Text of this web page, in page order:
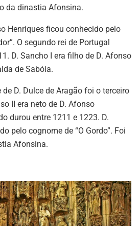
da dinastia Afonsina.
Henriques ficou conhecido pelo
O segundo rei de Portugal
D. Sancho I era filho de D. Afonso
de Sabóia.
de D. Dulce de Aragão foi o terceiro
II era neto de D. Afonso
durou entre 1211 e 1223. D.
pelo cognome de “O Gordo”. Foi
Afonsina.